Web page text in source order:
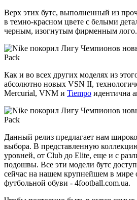
Верх этих бутс, выполненный из
в темно-красном цвете с белыми
черным, изогнутым фирменным лого.
Как и во всех других моделях из
абсолютно новых VSN II,
Mercurial, VNM и Tiempo идентична
Данный релиз предлагает нам
выбора. В представленную
уровней, от Club до Elite, еще и с
подошвы. Все эти модели бутс
сейчас на нашем крупнейшем в мире
футбольной обуви - 4football.com.ua.